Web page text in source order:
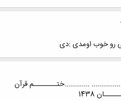
رو خوب اومدی :دی
.............ختــــــــم قرآن
1438